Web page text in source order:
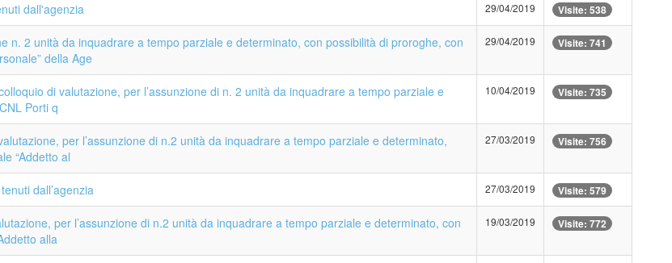
dall'agenzia 29/04/2019 Visite: 538
2 unità da inquadrare a tempo parziale e determinato, con possibilità di proroghe, con
della Age
29/04/2019 Visite: 741
di valutazione, per l’assunzione di n. 2 unità da inquadrare a tempo parziale e
Porti q
10/04/2019 Visite: 735
per l’assunzione di n.2 unità da inquadrare a tempo parziale e determinato,
“Addetto al
27/03/2019 Visite: 756
dall’agenzia 27/03/2019 Visite: 579
per l’assunzione di n.2 unità da inquadrare a tempo parziale e determinato, con
alla
19/03/2019 Visite: 772